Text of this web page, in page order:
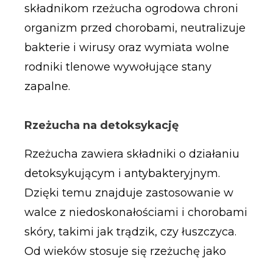
składnikom rzeżucha ogrodowa chroni
organizm przed chorobami, neutralizuje
bakterie i wirusy oraz wymiata wolne
rodniki tlenowe wywołujące stany
zapalne.
Rzeżucha na detoksykację
Rzeżucha zawiera składniki o działaniu
detoksykującym i antybakteryjnym.
Dzięki temu znajduje zastosowanie w
walce z niedoskonałościami i chorobami
skóry, takimi jak trądzik, czy łuszczyca.
Od wieków stosuje się rzeżuchę jako